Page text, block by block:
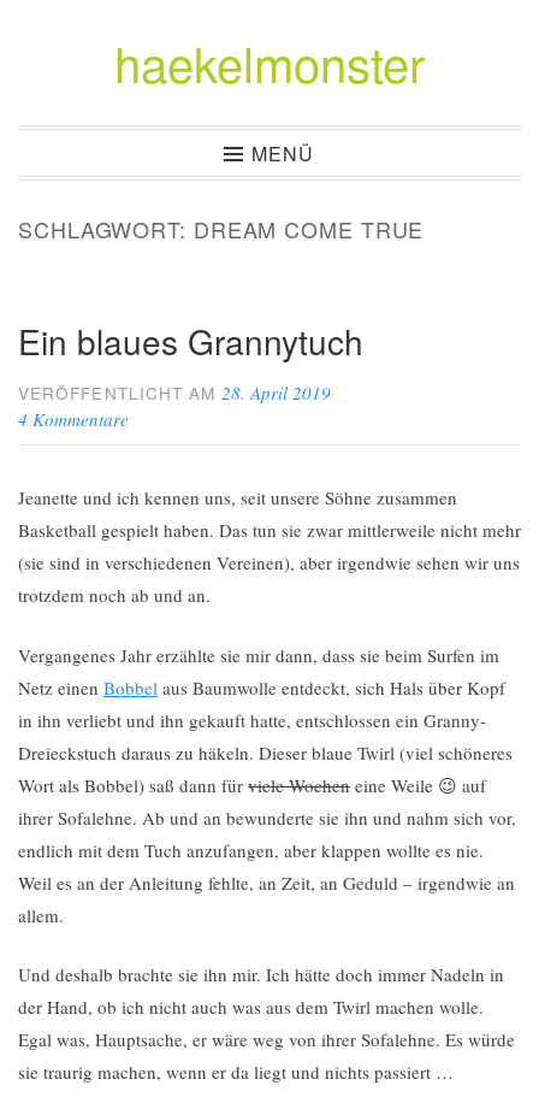
haekelmonster
MENÜ
SCHLAGWORT: DREAM COME TRUE
Ein blaues Grannytuch
VERÖFFENTLICHT AM28. April 2019
4 Kommentare
Jeanette und ich kennen uns, seit unsere Söhne zusammen
Basketball gespielt haben. Das tun sie zwar mittlerweile nicht mehr
(sie sind in verschiedenen Vereinen), aber irgendwie sehen wir uns
trotzdem noch ab und an.
Vergangenes Jahr erzählte sie mir dann, dass sie beim Surfen im
Netz einen Bobbel aus Baumwolle entdeckt, sich Hals über Kopf
in ihn verliebt und ihn gekauft hatte, entschlossen ein Granny-
Dreieckstuch daraus zu häkeln. Dieser blaue Twirl (viel schöneres
Wort als Bobbel) saß dann für viele Wochen eine Weile 😉 auf
ihrer Sofalehne. Ab und an bewunderte sie ihn und nahm sich vor,
endlich mit dem Tuch anzufangen, aber klappen wollte es nie.
Weil es an der Anleitung fehlte, an Zeit, an Geduld – irgendwie an
allem.
Und deshalb brachte sie ihn mir. Ich hätte doch immer Nadeln in
der Hand, ob ich nicht auch was aus dem Twirl machen wolle.
Egal was, Hauptsache, er wäre weg von ihrer Sofalehne. Es würde
sie traurig machen, wenn er da liegt und nichts passiert …